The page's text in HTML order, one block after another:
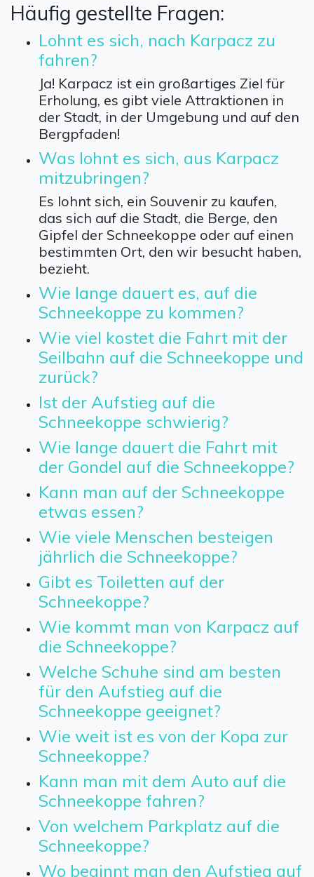
Häufig gestellte Fragen:
Lohnt es sich, nach Karpacz zu
fahren?
Ja! Karpacz ist ein großartiges Ziel für
Erholung, es gibt viele Attraktionen in
der Stadt, in der Umgebung und auf den
Bergpfaden!
Was lohnt es sich, aus Karpacz
mitzubringen?
Es lohnt sich, ein Souvenir zu kaufen,
das sich auf die Stadt, die Berge, den
Gipfel der Schneekoppe oder auf einen
bestimmten Ort, den wir besucht haben,
bezieht.
Wie lange dauert es, auf die
Schneekoppe zu kommen?
Wie viel kostet die Fahrt mit der
Seilbahn auf die Schneekoppe und
zurück?
Ist der Aufstieg auf die
Schneekoppe schwierig?
Wie lange dauert die Fahrt mit
der Gondel auf die Schneekoppe?
Kann man auf der Schneekoppe
etwas essen?
Wie viele Menschen besteigen
jährlich die Schneekoppe?
Gibt es Toiletten auf der
Schneekoppe?
Wie kommt man von Karpacz auf
die Schneekoppe?
Welche Schuhe sind am besten
für den Aufstieg auf die
Schneekoppe geeignet?
Wie weit ist es von der Kopa zur
Schneekoppe?
Kann man mit dem Auto auf die
Schneekoppe fahren?
Von welchem Parkplatz auf die
Schneekoppe?
Wo beginnt man den Aufstieg auf